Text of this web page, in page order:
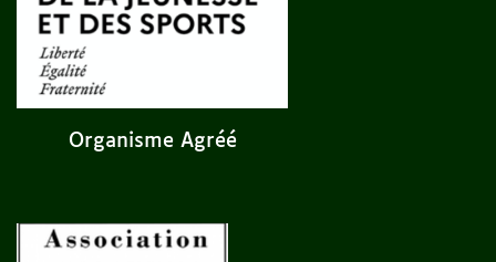
Organisme Agréé